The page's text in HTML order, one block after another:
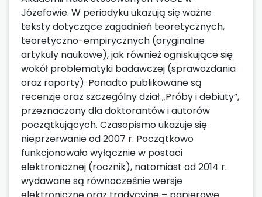
Józefowie. W periodyku ukazują się ważne
teksty dotyczące zagadnień teoretycznych,
teoretyczno-empirycznych (oryginalne
artykuły naukowe), jak również ogniskujące się
wokół problematyki badawczej (sprawozdania
oraz raporty). Ponadto publikowane są
recenzje oraz szczególny dział „Próby i debiuty”,
przeznaczony dla doktorantów i autorów
początkujących. Czasopismo ukazuje się
nieprzerwanie od 2007 r. Początkowo
funkcjonowało wyłącznie w postaci
elektronicznej (rocznik), natomiast od 2014 r.
wydawane są równocześnie wersje